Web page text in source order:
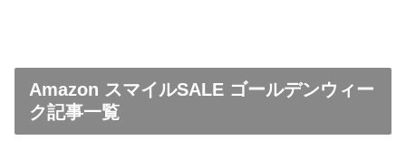
Amazon スマイルSALE ゴールデンウィー
ク記事一覧